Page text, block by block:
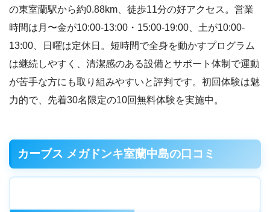
の東室蘭駅から約0.88km、徒歩11分の好アクセス。営業
時間は月〜金が10:00-13:00・15:00-19:00、土が10:00-
13:00、日曜は定休日。短時間で全身を動かすプログラム
は継続しやすく、清潔感のある設備とサポート体制で運動
が苦手な方にも取り組みやすいと評判です。初回体験は魅
力的で、先着30名限定の10回無料体験を実施中。
カーブス メガドンキ室蘭中島の口コミ